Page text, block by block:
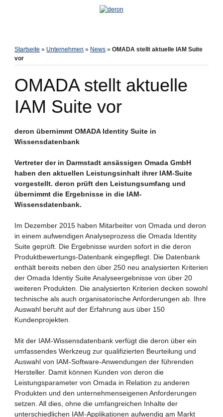
Startseite » Unternehmen » News »OMADA stellt aktuelle IAM Suite
vor
OMADA stellt aktuelle
IAM Suite vor
deron übernimmt OMADA Identity Suite in
Wissensdatenbank
Vertreter der in Darmstadt ansässigen Omada GmbH
haben den aktuellen Leistungsinhalt ihrer IAM-Suite
vorgestellt. deron prüft den Leistungsumfang und
übernimmt die Ergebnisse in die IAM-
Wissensdatenbank.
Im Dezember 2015 haben Mitarbeiter von Omada und deron
in einem aufwendigen Analyseprozess die Omada Identity
Suite geprüft. Die Ergebnisse wurden sofort in die deron
Produktbewertungs-Datenbank eingepflegt. Die Datenbank
enthält bereits neben den über 250 neu analysierten Kriterien
der Omada Identiy Suite Analyseergebnisse von über 20
weiteren Produkten. Die analysierten Kriterien decken sowohl
technische als auch organisatorische Anforderungen ab. Ihre
Auswahl beruht auf der Erfahrung aus über 150
Kundenprojekten.
Mit der IAM-Wissensdatenbank verfügt die deron über ein
umfassendes Werkzeug zur qualifizierten Beurteilung und
Auswahl von IAM-Software-Anwendungen der führenden
Hersteller. Damit können Kunden von deron die
Leistungsparameter von Omada in Relation zu anderen
Produkten und den unternehmenseigenen Anforderungen
setzen. All dies, ohne die umfangreichen Inhalte der
unterschiedlichen IAM-Applikationen aufwendig am Markt